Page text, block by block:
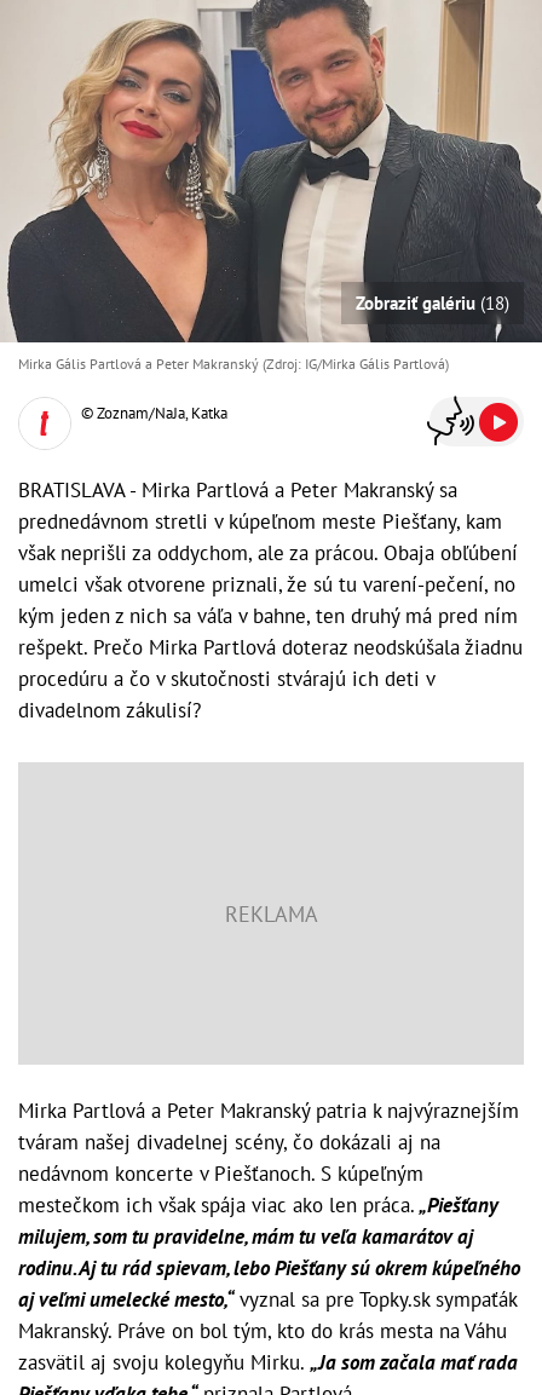
Zobraziť galériu (18)
Mirka Gális Partlová a Peter Makranský (Zdroj: IG/Mirka Gális Partlová)
© Zoznam/NaJa, Katka
BRATISLAVA - Mirka Partlová a Peter Makranský sa
prednedávnom stretli v kúpeľnom meste Piešťany, kam
však neprišli za oddychom, ale za prácou. Obaja obľúbení
umelci však otvorene priznali, že sú tu varení-pečení, no
kým jeden z nich sa váľa v bahne, ten druhý má pred ním
rešpekt. Prečo Mirka Partlová doteraz neodskúšala žiadnu
procedúru a čo v skutočnosti stvárajú ich deti v
divadelnom zákulisí?
Mirka Partlová a Peter Makranský patria k najvýraznejším
tváram našej divadelnej scény, čo dokázali aj na
nedávnom koncerte v Piešťanoch. S kúpeľným
mestečkom ich však spája viac ako len práca.„Piešťany
milujem, som tu pravidelne, mám tu veľa kamarátov aj
rodinu. Aj tu rád spievam, lebo Piešťany sú okrem kúpeľného
aj veľmi umelecké mesto,“vyznal sa pre Topky.sk sympaťák
Makranský. Práve on bol tým, kto do krás mesta na Váhu
zasvätil aj svoju kolegyňu Mirku. „Ja som začala mať rada